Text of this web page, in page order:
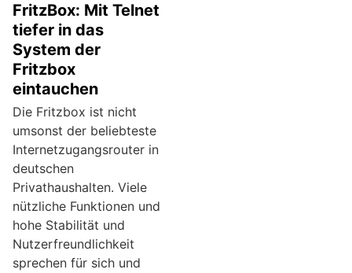
FritzBox: Mit Telnet
tiefer in das
System der
Fritzbox
eintauchen
Die Fritzbox ist nicht
umsonst der beliebteste
Internetzugangsrouter in
deutschen
Privathaushalten. Viele
nützliche Funktionen und
hohe Stabilität und
Nutzerfreundlichkeit
sprechen für sich und